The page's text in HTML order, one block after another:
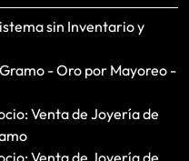
sin Inventario y
- Oro por Mayoreo -
Venta de Joyería de
Venta de Joyería de